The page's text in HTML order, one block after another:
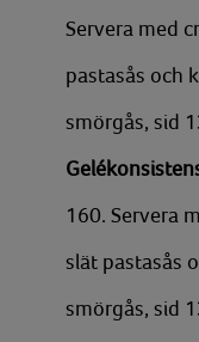
Servera med
pastasås och
smörgås, sid
160. Servera
slät pastasås
smörgås, sid